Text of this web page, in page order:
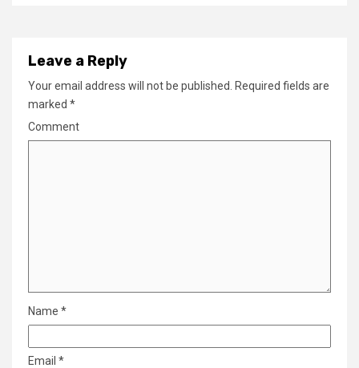
Leave a Reply
Your email address will not be published. Required fields are
marked *
Comment
Name *
Email *